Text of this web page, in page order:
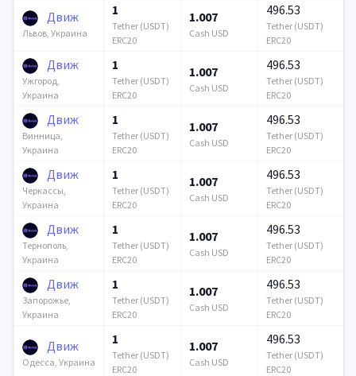
Движ
Львов, Украина
1
Tether (USDT)
ERC20
1.007
Cash USD
496.53
Tether (USDT)
ERC20
Движ
Ужгород,
Украина
1
Tether (USDT)
ERC20
1.007
Cash USD
496.53
Tether (USDT)
ERC20
Движ
Винница,
Украина
1
Tether (USDT)
ERC20
1.007
Cash USD
496.53
Tether (USDT)
ERC20
Движ
Черкассы,
Украина
1
Tether (USDT)
ERC20
1.007
Cash USD
496.53
Tether (USDT)
ERC20
Движ
Тернополь,
Украина
1
Tether (USDT)
ERC20
1.007
Cash USD
496.53
Tether (USDT)
ERC20
Движ
Запорожье,
Украина
1
Tether (USDT)
ERC20
1.007
Cash USD
496.53
Tether (USDT)
ERC20
Движ
Одесса, Украина
1
Tether (USDT)
ERC20
1.007
Cash USD
496.53
Tether (USDT)
ERC20